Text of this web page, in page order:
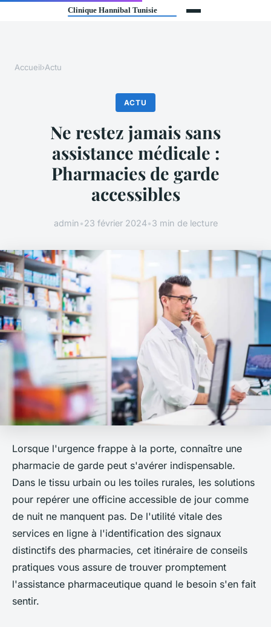
Accueil›Actu
ACTU
Ne restez jamais sans
assistance médicale :
Pharmacies de garde
accessibles
admin•23 février 2024•3 min de lecture
Lorsque l'urgence frappe à la porte, connaître une
pharmacie de garde peut s'avérer indispensable.
Dans le tissu urbain ou les toiles rurales, les solutions
pour repérer une officine accessible de jour comme
de nuit ne manquent pas. De l'utilité vitale des
services en ligne à l'identification des signaux
distinctifs des pharmacies, cet itinéraire de conseils
pratiques vous assure de trouver promptement
l'assistance pharmaceutique quand le besoin s'en fait
sentir.